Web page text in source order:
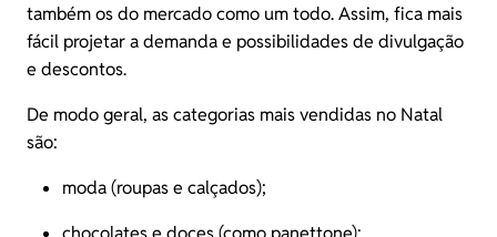
também os do mercado como um todo. Assim, fica mais
fácil projetar a demanda e possibilidades de divulgação
e descontos.
De modo geral, as categorias mais vendidas no Natal
são:
moda (roupas e calçados);